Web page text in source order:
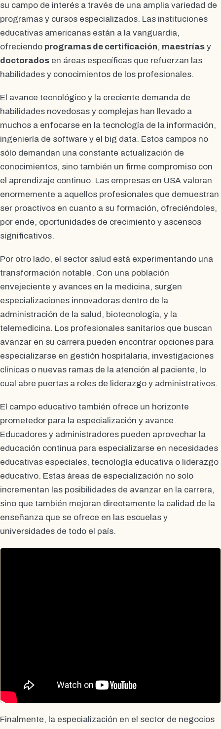
su campo de interés a través de una amplia variedad de
programas y cursos especializados. Las instituciones
educativas americanas están a la vanguardia,
ofreciendo programas de certificación, maestrías y
doctorados en áreas específicas que refuerzan las
habilidades y conocimientos de los profesionales.
El avance tecnológico y la creciente demanda de
habilidades novedosas y complejas han llevado a
muchos a enfocarse en la tecnología de la información,
ingeniería de software y el big data. Estos campos no
sólo demandan una constante actualización de
conocimientos, sino también un firme compromiso con
el aprendizaje continuo. Las empresas en USA valoran
enormemente a aquellos profesionales que demuestran
ser proactivos en cuanto a su formación, ofreciéndoles,
por ende, oportunidades de crecimiento y ascensos
significativos.
Por otro lado, el sector salud está experimentando una
transformación notable. Con una población
envejeciente y avances en la medicina, surgen
especializaciones innovadoras dentro de la
administración de la salud, biotecnología, y la
telemedicina. Los profesionales sanitarios que buscan
avanzar en su carrera pueden encontrar opciones para
especializarse en gestión hospitalaria, investigaciones
clínicas o nuevas ramas de la atención al paciente, lo
cual abre puertas a roles de liderazgo y administrativos.
El campo educativo también ofrece un horizonte
prometedor para la especialización y avance.
Educadores y administradores pueden aprovechar la
educación continua para especializarse en necesidades
educativas especiales, tecnología educativa o liderazgo
educativo. Estas áreas de especialización no solo
incrementan las posibilidades de avanzar en la carrera,
sino que también mejoran directamente la calidad de la
enseñanza que se ofrece en las escuelas y
universidades de todo el país.
Finalmente, la especialización en el sector de negocios